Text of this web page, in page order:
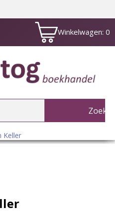
Winkelwagen: 0
Winkelwagen:0
Keller